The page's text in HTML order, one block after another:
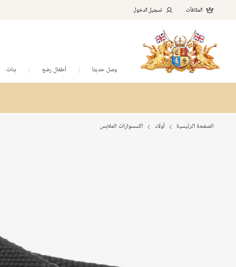
المكافآت تسجيل الدخول
وصل حديثا أطفال رضع بنات
الصفحة الرئيسية أولاد اكسسوارات الملابس